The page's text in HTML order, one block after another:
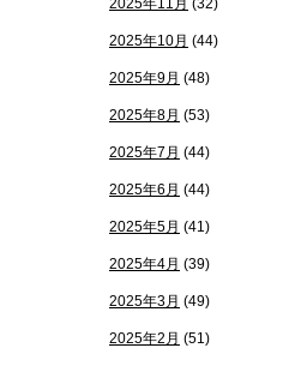
2025年11月 (32)
2025年10月 (44)
2025年9月 (48)
2025年8月 (53)
2025年7月 (44)
2025年6月 (44)
2025年5月 (41)
2025年4月 (39)
2025年3月 (49)
2025年2月 (51)